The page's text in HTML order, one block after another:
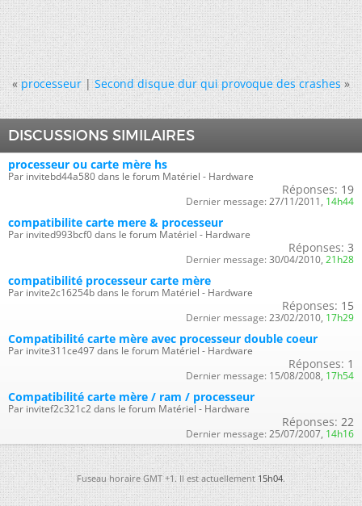
« processeur|Second disque dur qui provoque des crashes »
DISCUSSIONS SIMILAIRES
processeur ou carte mère hs
Par invitebd44a580 dans le forum Matériel - Hardware
Réponses: 19
Dernier message: 27/11/2011, 14h44
compatibilite carte mere & processeur
Par invited993bcf0 dans le forum Matériel - Hardware
Réponses: 3
Dernier message: 30/04/2010, 21h28
compatibilité processeur carte mère
Par invite2c16254b dans le forum Matériel - Hardware
Réponses: 15
Dernier message: 23/02/2010, 17h29
Compatibilité carte mère avec processeur double coeur
Par invite311ce497 dans le forum Matériel - Hardware
Réponses: 1
Dernier message: 15/08/2008, 17h54
Compatibilité carte mère / ram / processeur
Par invitef2c321c2 dans le forum Matériel - Hardware
Réponses: 22
Dernier message: 25/07/2007, 14h16
Fuseau horaire GMT +1. Il est actuellement15h04.